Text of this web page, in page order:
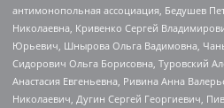
антимонопольная ассоциация, Бедушев
Николаевна, Кривенко Сергей
Юрьевич, Шнырова Ольга Вадимовна,
Сидорович Ольга Борисовна, Туровский
Анастасия Евгеньевна, Ривина Анна
Николаевич, Дугин Сергей Георгиевич,